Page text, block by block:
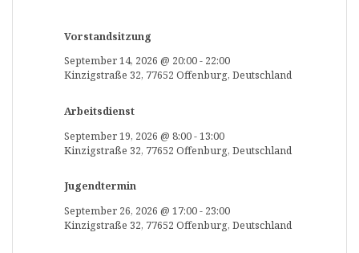
Vorstandsitzung
September 14, 2026 @ 20:00- 22:00
Kinzigstraße 32, 77652 Offenburg, Deutschland
Arbeitsdienst
September 19, 2026 @ 8:00-13:00
Kinzigstraße 32, 77652 Offenburg, Deutschland
Jugendtermin
September 26, 2026 @ 17:00- 23:00
Kinzigstraße 32, 77652 Offenburg, Deutschland